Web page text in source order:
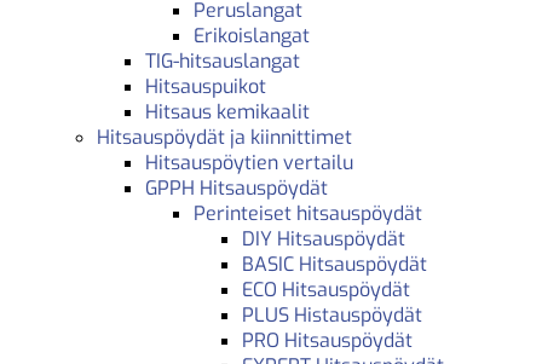
Peruslangat
Erikoislangat
TIG-hitsauslangat
Hitsauspuikot
Hitsaus kemikaalit
Hitsauspöydät ja kiinnittimet
Hitsauspöytien vertailu
GPPH Hitsauspöydät
Perinteiset hitsauspöydät
DIY Hitsauspöydät
BASIC Hitsauspöydät
ECO Hitsauspöydät
PLUS Histauspöydät
PRO Hitsauspöydät